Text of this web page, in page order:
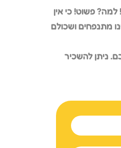
פשוט! כי אין
מתנפחים ושכולם
ניתן להשכיר